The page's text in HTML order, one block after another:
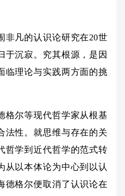
凡的认识论研究在20世
于沉寂。究其根源，是因
临理论与实践两方面的挑
尔等现代哲学家从根基
法性。就思维与存在的关
哲学到近代哲学的范式转
从以本体论为中心到以认
德格尔便取消了认识论在